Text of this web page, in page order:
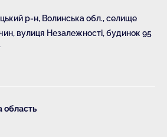
р-н, Волинська обл., селище
вулиця Незалежності, будинок 95
область